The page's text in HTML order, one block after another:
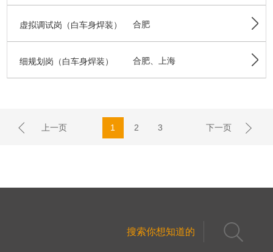
虚拟调试岗（白车身焊装） 合肥
细规划岗（白车身焊装） 合肥、上海
上一页 1 2 3 下一页